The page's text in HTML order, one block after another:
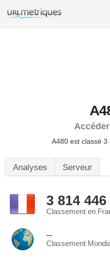
A480 est classé 3
Analyses Serveur
3 814 446
Classement en
--
Classement